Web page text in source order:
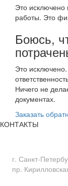
Это
работы. Это
Боюсь,
Это
Ничего не
документах.
Заказать
КОНТАКТЫ
г. Санкт-
пр.